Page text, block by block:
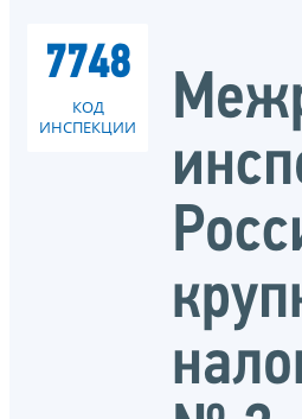
7748
КОД
ИНСПЕКЦИИ